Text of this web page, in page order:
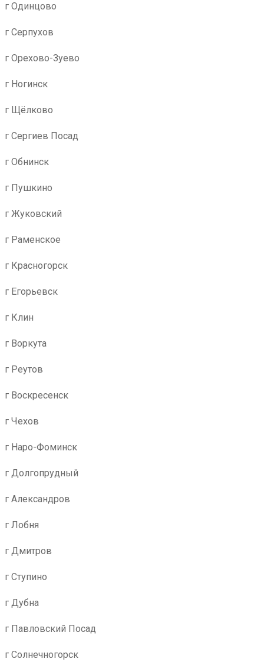
г Одинцово
г Серпухов
г Орехово-Зуево
г Ногинск
г Щёлково
г Сергиев Посад
г Обнинск
г Пушкино
г Жуковский
г Раменское
г Красногорск
г Егорьевск
г Клин
г Воркута
г Реутов
г Воскресенск
г Чехов
г Наро-Фоминск
г Долгопрудный
г Александров
г Лобня
г Дмитров
г Ступино
г Дубна
г Павловский Посад
г Солнечногорск